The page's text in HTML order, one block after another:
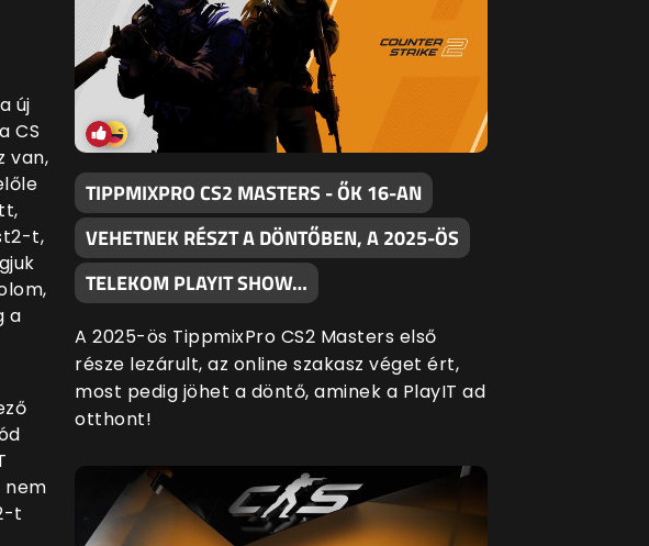
új
CS
van,
t,
a
nem
t
TIPPMIXPRO CS2 MASTERS - ŐK 16-AN
VEHETNEK RÉSZT A DÖNTŐBEN, A 2025-ÖS
TELEKOM PLAYIT SHOW…
A 2025-ös TippmixPro CS2 Masters első
része lezárult, az online szakasz véget ért,
most pedig jöhet a döntő, aminek a PlayIT ad
otthont!